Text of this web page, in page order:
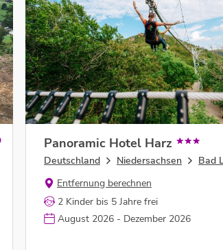
Panoramic Hotel Harz
Deutschland Niedersachsen
Bad
Entfernung berechnen
2 Kinder bis 5 Jahre frei
August 2026 - Dezember 2026